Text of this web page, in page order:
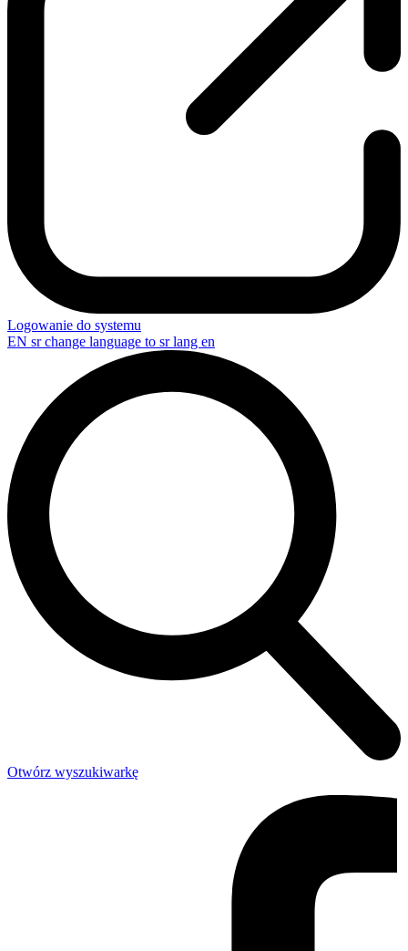
Logowanie do systemu
EN sr change language to sr lang en
Otwórz wyszukiwarkę